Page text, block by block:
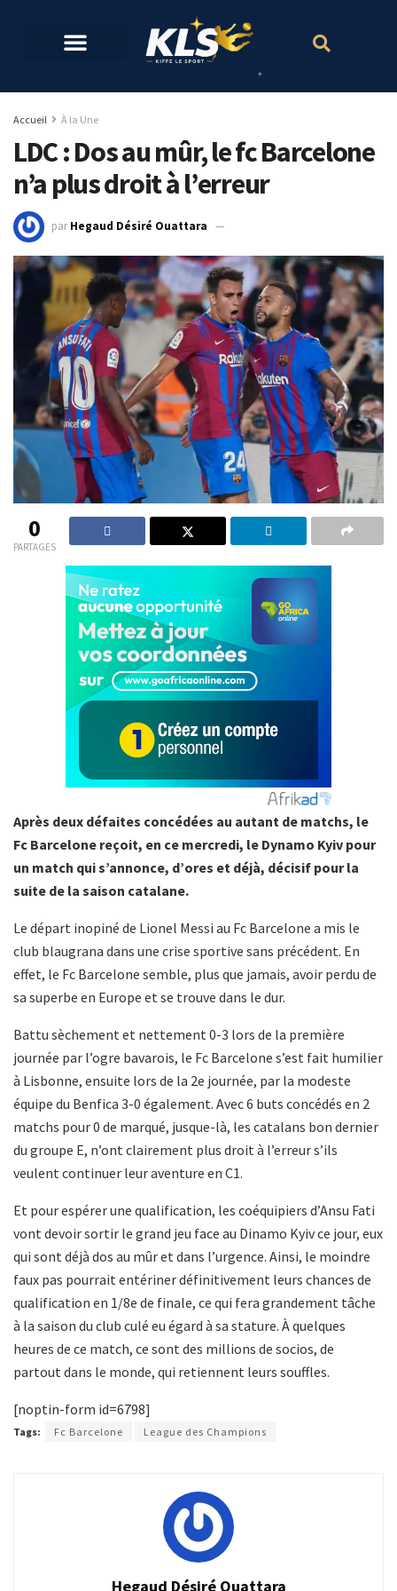
Accueil À la Une
LDC : Dos au mûr, le fc Barcelone
n’a plus droit à l’erreur
par Hegaud Désiré Ouattara
0
PARTAGES
Après deux défaites concédées au autant de matchs, le
Fc Barcelone reçoit, en ce mercredi, le Dynamo Kyiv pour
un match qui s’annonce, d’ores et déjà, décisif pour la
suite de la saison catalane.
Le départ inopiné de Lionel Messi au Fc Barcelone a mis le
club blaugrana dans une crise sportive sans précédent. En
effet, le Fc Barcelone semble, plus que jamais, avoir perdu de
sa superbe en Europe et se trouve dans le dur.
Battu sèchement et nettement 0-3 lors de la première
journée par l’ogre bavarois, le Fc Barcelone s’est fait humilier
à Lisbonne, ensuite lors de la 2e journée, par la modeste
équipe du Benfica 3-0 également. Avec 6 buts concédés en 2
matchs pour 0 de marqué, jusque-là, les catalans bon dernier
du groupe E, n’ont clairement plus droit à l’erreur s’ils
veulent continuer leur aventure en C1.
Et pour espérer une qualification, les coéquipiers d’Ansu Fati
vont devoir sortir le grand jeu face au Dinamo Kyiv ce jour, eux
qui sont déjà dos au mûr et dans l’urgence. Ainsi, le moindre
faux pas pourrait entériner définitivement leurs chances de
qualification en 1/8e de finale, ce qui fera grandement tâche
à la saison du club culé eu égard à sa stature. À quelques
heures de ce match, ce sont des millions de socios, de
partout dans le monde, qui retiennent leurs souffles.
[noptin-form id=6798]
Tags: Fc Barcelone League des Champions
Hegaud Désiré Ouattara